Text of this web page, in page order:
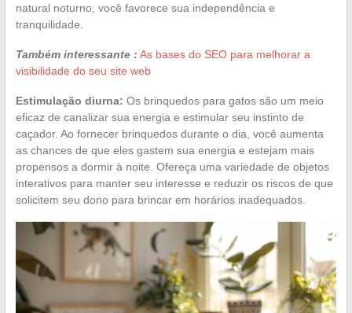
natural noturno, você favorece sua independência e
tranquilidade.
Também interessante : As bases do SEO para melhorar a
visibilidade do seu site web
Estimulação diurna: Os brinquedos para gatos são um meio
eficaz de canalizar sua energia e estimular seu instinto de
caçador. Ao fornecer brinquedos durante o dia, você aumenta
as chances de que eles gastem sua energia e estejam mais
propensos a dormir à noite. Ofereça uma variedade de objetos
interativos para manter seu interesse e reduzir os riscos de que
solicitem seu dono para brincar em horários inadequados.